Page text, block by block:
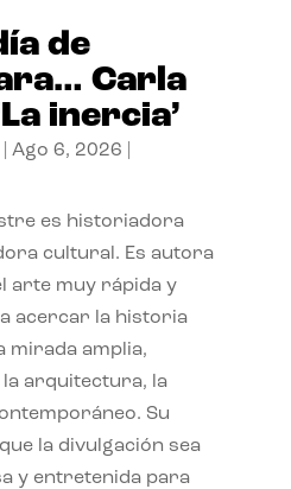
de
Carla
inercia’
Ago 6, 2026
es historiadora
cultural. Es autora
arte muy rápida y
acercar la historia
mirada amplia,
arquitectura, la
Su
la divulgación sea
y entretenida para